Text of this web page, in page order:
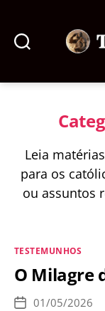
Leia
para os
ou assuntos
Categorias
TESTEMUNHOS
O Milagre
Data01/05/2026